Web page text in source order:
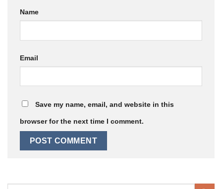
Name
Email
Save my name, email, and website in this
browser for the next time I comment.